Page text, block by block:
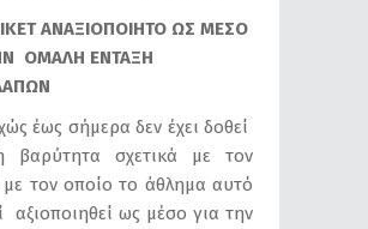
ΑΝΑΞΙΟΠΟΙΗΤΟ ΩΣ ΜΕΣΟ
ΟΜΑΛΗ ΕΝΤΑΞΗ
έως σήμερα δεν έχει δοθεί
βαρύτητα σχετικά με τον
τον οποίο το άθλημα αυτό
αξιοποιηθεί ως μέσο για την